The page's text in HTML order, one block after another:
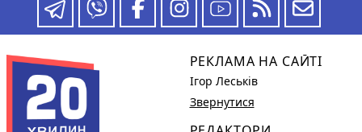
РЕКЛАМА НА САЙТІ
Ігор Леськів
Звернутися